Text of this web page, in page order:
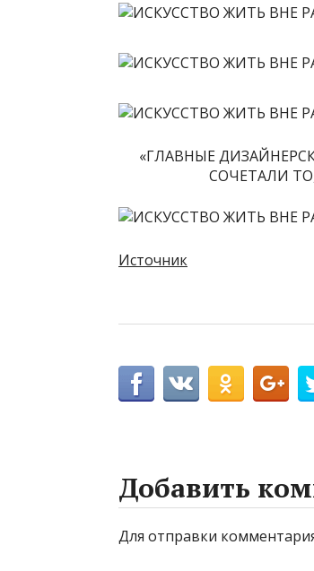
«ГЛАВНЫЕ
СОЧЕТАЛИ
Источник
Добавить
Для отправки